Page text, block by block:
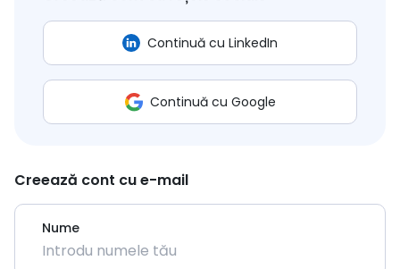
Continuă cu LinkedIn
Continuă cu Google
Creează cont cu e-mail
Nume